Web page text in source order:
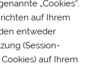
„Cookies“.
auf Ihrem
entweder
(Session-
auf Ihrem